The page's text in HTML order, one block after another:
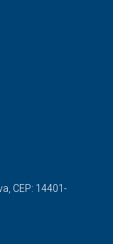
CEP: 14401-